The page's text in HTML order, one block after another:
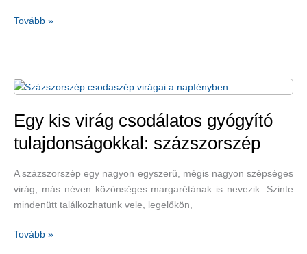
Hogyan
az
Epsom-
sót?
Tovább »
Egy kis virág csodálatos gyógyító
tulajdonságokkal: százszorszép
A százszorszép egy nagyon egyszerű, mégis nagyon szépséges
virág, más néven közönséges margarétának is nevezik. Szinte
mindenütt találkozhatunk vele, legelőkön,
Egy
Tovább »